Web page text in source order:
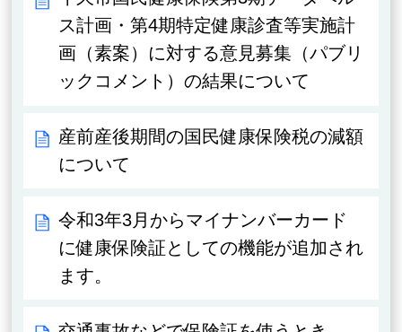
ス計画・第4期特定健康診査等実施計
画（素案）に対する意見募集（パブリ
ックコメント）の結果について
産前産後期間の国民健康保険税の減額
について
令和3年3月からマイナンバーカード
に健康保険証としての機能が追加され
ます。